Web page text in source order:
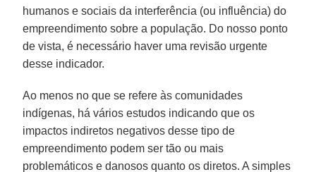
humanos e sociais da interferência (ou influência) do
empreendimento sobre a população. Do nosso ponto
de vista, é necessário haver uma revisão urgente
desse indicador.
Ao menos no que se refere às comunidades
indígenas, há vários estudos indicando que os
impactos indiretos negativos desse tipo de
empreendimento podem ser tão ou mais
problemáticos e danosos quanto os diretos. A simples